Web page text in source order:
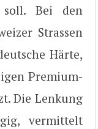
soll. Bei den
Strassen
Härte,
Premium­-
Die Lenkung
vermittelt